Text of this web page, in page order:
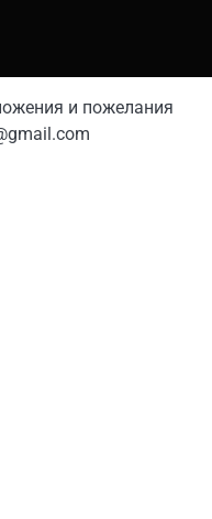
и пожелания